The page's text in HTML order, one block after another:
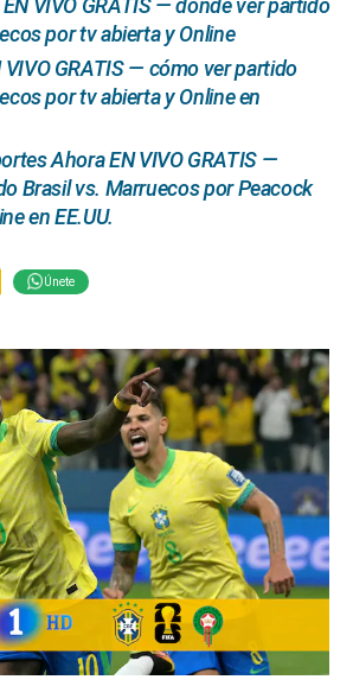
EN VIVO GRATIS — dónde ver partido
por tv abierta y Online
VIVO GRATIS — cómo ver partido
por tv abierta y Online en
Ahora EN VIVO GRATIS —
Brasil vs. Marruecos por Peacock
en EE.UU.
Únete